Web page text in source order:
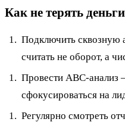
Как не терять
Подключить сквозную
считать не оборот, а
Провести ABC-анализ
сфокусироваться на
Регулярно смотреть